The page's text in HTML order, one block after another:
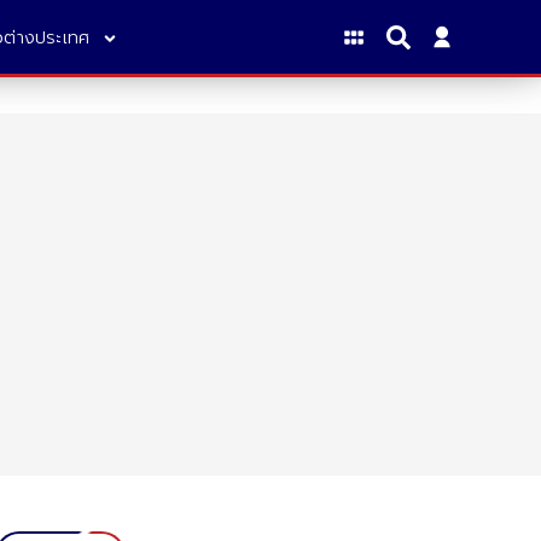
ต่างประเทศ